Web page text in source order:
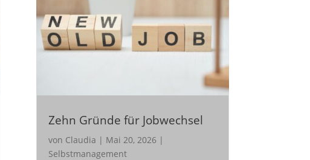
Zehn Gründe für Jobwechsel
von Claudia | Mai 20, 2026|
Selbstmanagement